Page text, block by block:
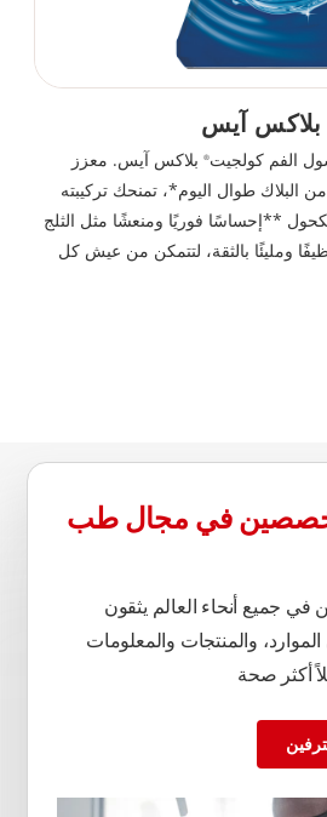
الفم كولجيت® بلاكس آيس. معزز
طوال اليوم*، تمنحك تركيبته
**إحساسًا فوريًا ومنعشًا مثل الثلج
ومليئًا بالثقة، لتتمكن من عيش كل
في مجال طب
جميع أنحاء العالم يثقون
والمنتجات والمعلومات
أكثر صحة